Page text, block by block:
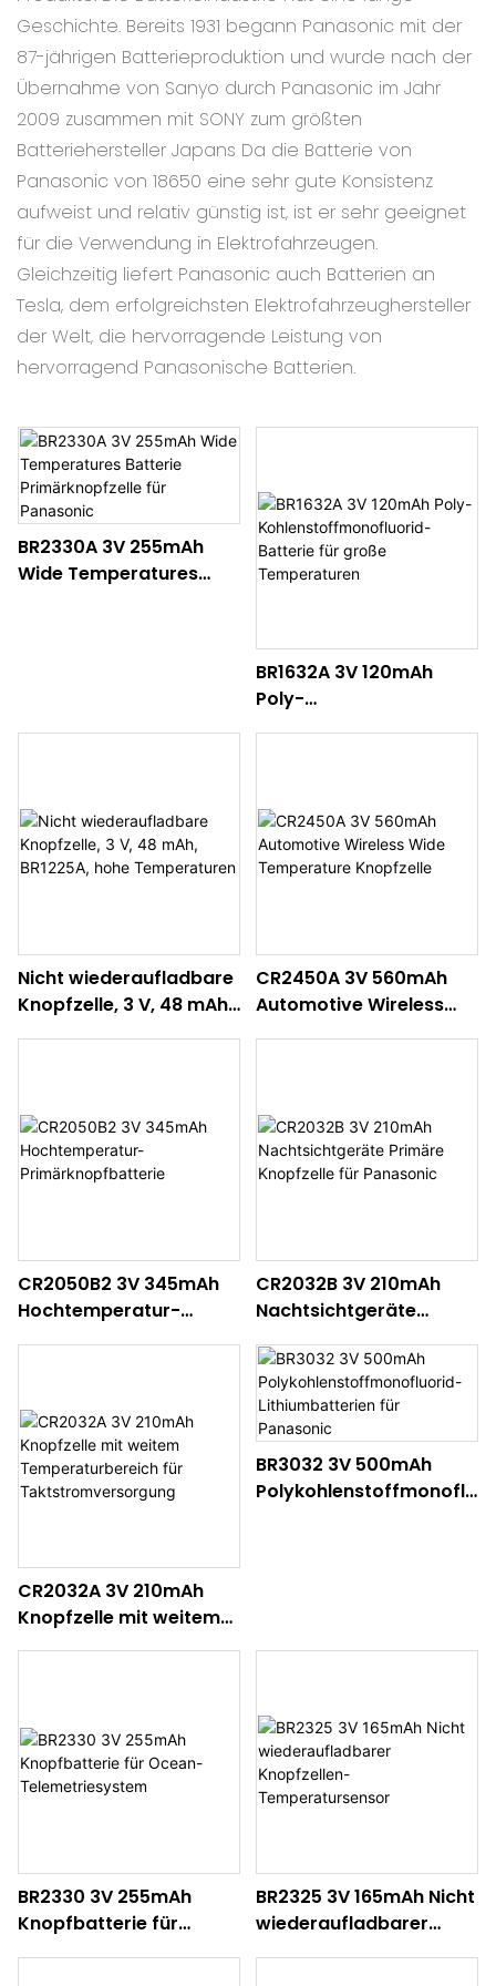
Geschichte. Bereits 1931 begann Panasonic mit der
87-jährigen Batterieproduktion und wurde nach der
Übernahme von Sanyo durch Panasonic im Jahr
2009 zusammen mit SONY zum größten
Batteriehersteller Japans Da die Batterie von
Panasonic von 18650 eine sehr gute Konsistenz
aufweist und relativ günstig ist, ist er sehr geeignet
für die Verwendung in Elektrofahrzeugen.
Gleichzeitig liefert Panasonic auch Batterien an
Tesla, dem erfolgreichsten Elektrofahrzeughersteller
der Welt, die hervorragende Leistung von
hervorragend Panasonische Batterien.
BR2330A 3V 255mAh
Wide Temperatures
BR1632A 3V 120mAh
Poly-
Nicht wiederaufladbare
Knopfzelle, 3 V, 48 mAh,
CR2450A 3V 560mAh
Automotive Wireless
CR2050B2 3V 345mAh
Hochtemperatur-
CR2032B 3V 210mAh
Nachtsichtgeräte
Panasonic
CR2032A 3V 210mAh
Knopfzelle mit weitem
BR3032 3V 500mAh
Polykohlenstoffmonoflu
BR2330 3V 255mAh
Knopfbatterie für
BR2325 3V 165mAh Nicht
wiederaufladbarer